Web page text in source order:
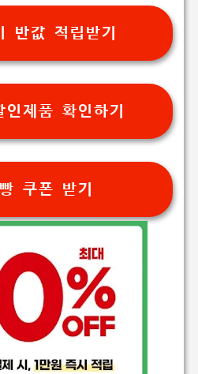
반값 적립받기
제품 확인하기
쿠폰 받기